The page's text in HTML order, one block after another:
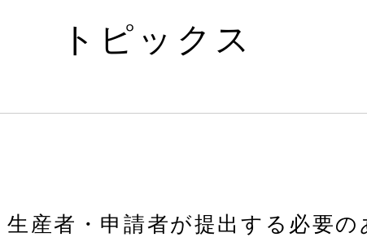
トピックス
産者・申請者が提出する必要の